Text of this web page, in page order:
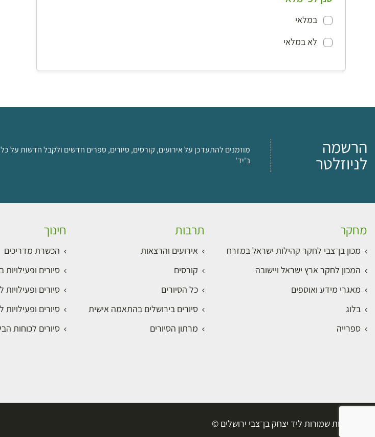
במלאי
לא במלאי
הרשמה
לניוזלטר
מוזמנים להתעדכן על אירועים, קורסים, סיורים, ספרים חדשים ולקבל חדשות על
ב'יד'
מחקר
מכון בן־צבי לחקר קהילות ישראל במזרח
המכון לחקר ארץ ישראל ויישובה
מאגרי מידע ואוספים
בלוג
ספרייה
תרבות
אירועים והרצאות
קורסים
כל הסיורים
סיורים בירושלים בהתאמה אישית
מרתון הסיורים
חינוך
הכשרת מדריכים
סיורים ופעילויות
סיורים
סיורים
סיורים לכוחות
כל הזכויות שמורות ליד יצחק בן־צבי ירושלים ©